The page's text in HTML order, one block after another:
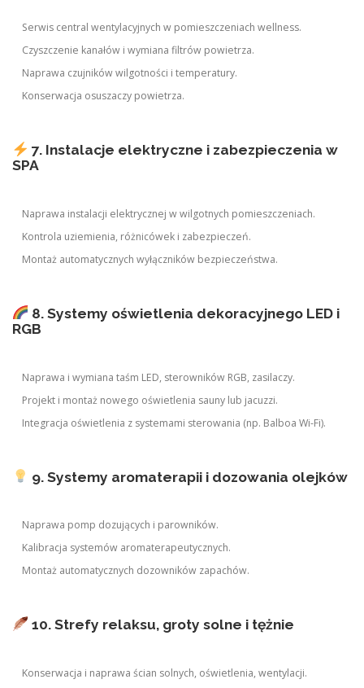
Serwis central wentylacyjnych w pomieszczeniach wellness.
Czyszczenie kanałów i wymiana filtrów powietrza.
Naprawa czujników wilgotności i temperatury.
Konserwacja osuszaczy powietrza.
7. Instalacje elektryczne i zabezpieczenia w
SPA
Naprawa instalacji elektrycznej w wilgotnych pomieszczeniach.
Kontrola uziemienia, różnicówek i zabezpieczeń.
Montaż automatycznych wyłączników bezpieczeństwa.
8. Systemy oświetlenia dekoracyjnego LED i
RGB
Naprawa i wymiana taśm LED, sterowników RGB, zasilaczy.
Projekt i montaż nowego oświetlenia sauny lub jacuzzi.
Integracja oświetlenia z systemami sterowania (np. Balboa Wi-Fi).
9. Systemy aromaterapii i dozowania olejków
Naprawa pomp dozujących i parowników.
Kalibracja systemów aromaterapeutycznych.
Montaż automatycznych dozowników zapachów.
10. Strefy relaksu, groty solne i tężnie
Konserwacja i naprawa ścian solnych, oświetlenia, wentylacji.